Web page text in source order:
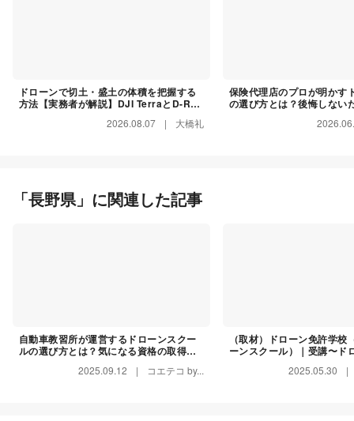
ドローンで切土・盛土の体積を把握する
方法【実務者が解説】DJI TerraとD-RTK
2026.08.07 | 大橋礼
保険代理店のプロが明かす
の選び方とは？後悔しない
「長野県」に関連した記事
自動車教習所が運営するドローンスクー
ルの選び方とは？気になる資格の取得方
2025.09.12 | コエテコ by...
（取材）ドローン免許学校
ーンスクール）｜受講〜ド
2025.05.30 |